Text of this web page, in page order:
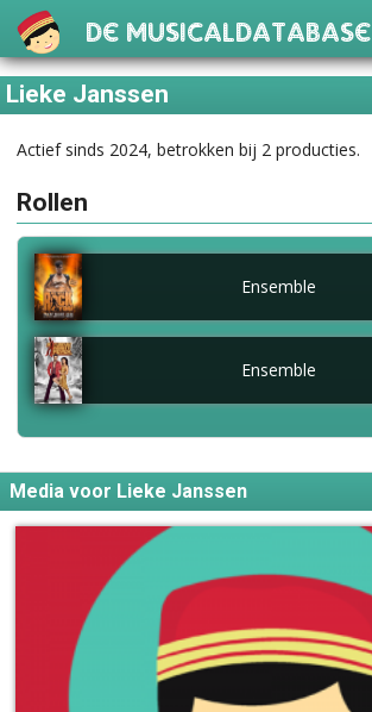
De Musicaldatabase
Lieke Janssen
Actief sinds 2024, betrokken bij 2 producties.
Rollen
Ensemble
Ensemble
Media voor Lieke Janssen